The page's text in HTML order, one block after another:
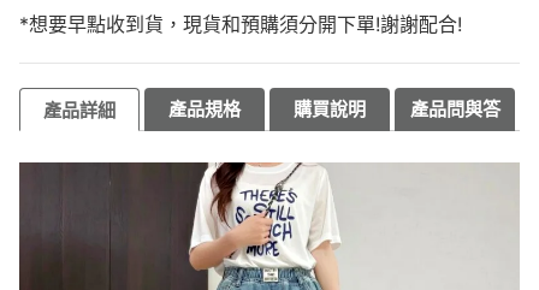
*想要早點收到貨，現貨和預購須分開下單!謝謝配合!
產品詳細 產品規格 購買說明 產品問與答